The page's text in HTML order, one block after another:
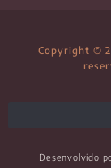
Copyright ©
Desenvolvido